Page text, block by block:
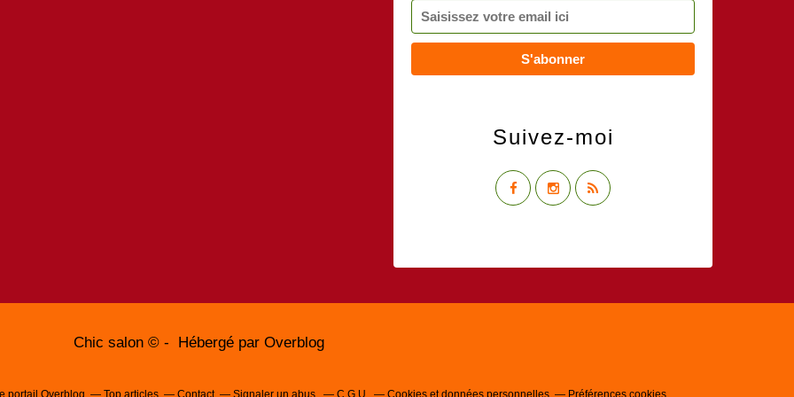
Suivez-moi
Chic salon © - Hébergé par Overblog
portail Overblog Top articles Contact Signaler un abus C.G.U. Cookies et données personnelles Préférences cookies